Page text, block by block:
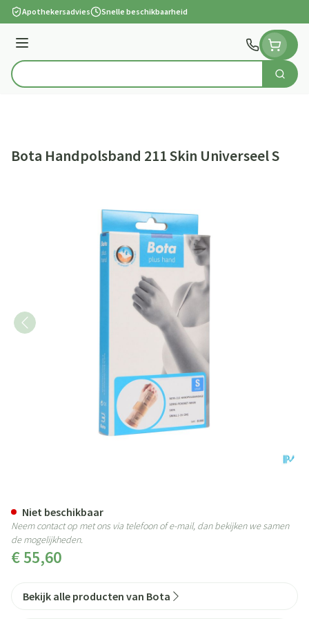
Ga naar de inhoud
Apothekersadvies Snelle beschikbaarheid
Menu
Product, merk, categorie... Zoek
Bota Handpolsband 211 Skin Universeel S
€ 55,60
Niet beschikbaar
Neem contact op met ons via telefoon of e-mail, dan bekijken we samen
de mogelijkheden.
Bekijk alle producten van Bota